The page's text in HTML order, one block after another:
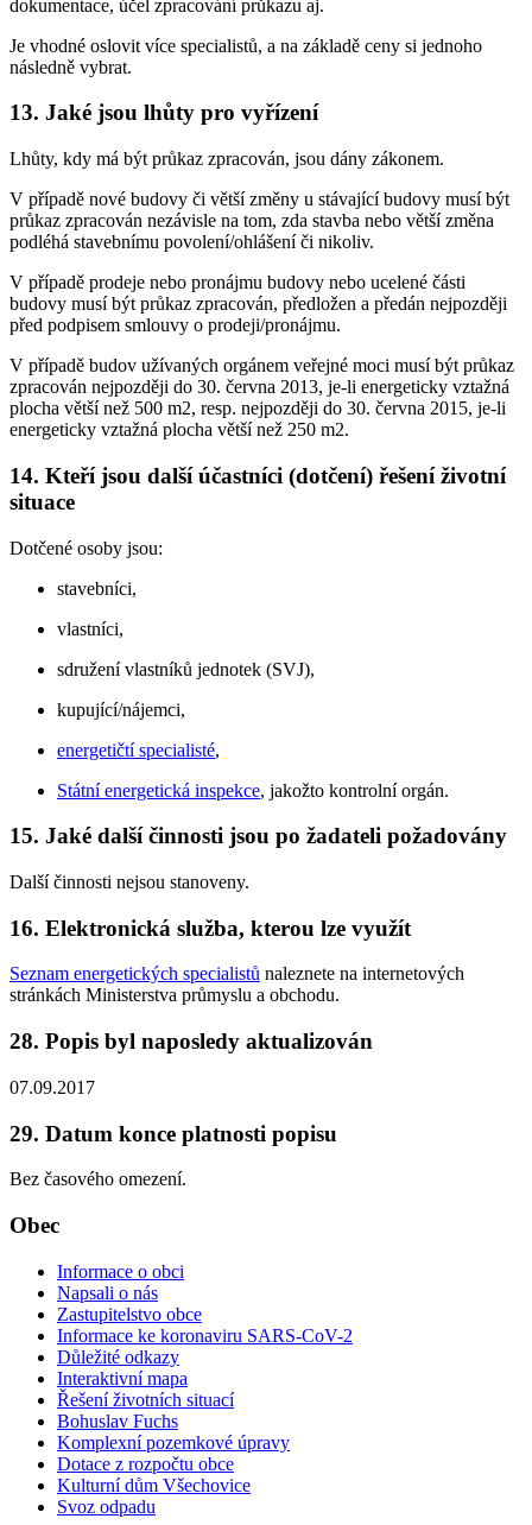
dokumentace, účel zpracování průkazu aj.
Je vhodné oslovit více specialistů, a na základě ceny si jednoho
následně vybrat.
13. Jaké jsou lhůty pro vyřízení
Lhůty, kdy má být průkaz zpracován, jsou dány zákonem.
V případě nové budovy či větší změny u stávající budovy musí být
průkaz zpracován nezávisle na tom, zda stavba nebo větší změna
podléhá stavebnímu povolení/ohlášení či nikoliv.
V případě prodeje nebo pronájmu budovy nebo ucelené části
budovy musí být průkaz zpracován, předložen a předán nejpozději
před podpisem smlouvy o prodeji/pronájmu.
V případě budov užívaných orgánem veřejné moci musí být průkaz
zpracován nejpozději do 30. června 2013, je-li energeticky vztažná
plocha větší než 500 m2, resp. nejpozději do 30. června 2015, je-li
energeticky vztažná plocha větší než 250 m2.
14. Kteří jsou další účastníci (dotčení) řešení životní
situace
Dotčené osoby jsou:
stavebníci,
vlastníci,
sdružení vlastníků jednotek (SVJ),
kupující/nájemci,
energetičtí specialisté,
Státní energetická inspekce, jakožto kontrolní orgán.
15. Jaké další činnosti jsou po žadateli požadovány
Další činnosti nejsou stanoveny.
16. Elektronická služba, kterou lze využít
Seznam energetických specialistů naleznete na internetových
stránkách Ministerstva průmyslu a obchodu.
28. Popis byl naposledy aktualizován
07.09.2017
29. Datum konce platnosti popisu
Bez časového omezení.
Obec
Informace o obci
Napsali o nás
Zastupitelstvo obce
Informace ke koronaviru SARS-CoV-2
Důležité odkazy
Interaktivní mapa
Řešení životních situací
Bohuslav Fuchs
Komplexní pozemkové úpravy
Dotace z rozpočtu obce
Kulturní dům Všechovice
Svoz odpadu